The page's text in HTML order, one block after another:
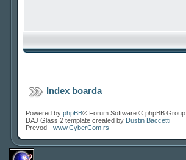
Index boarda
Powered by phpBB® Forum Software © phpBB Group
DAJ Glass 2 template created by Dustin Baccetti
Prevod - www.CyberCom.rs